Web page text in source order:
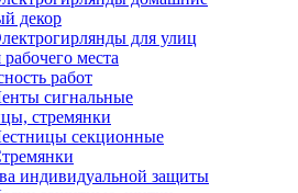
декор
для улиц
места
работ
сигнальные
стремянки
секционные
индивидуальной защиты